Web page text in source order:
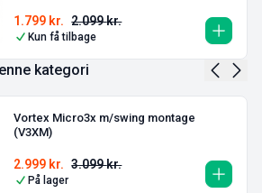
2.099kr.
1.799 kr.
Kun få tilbage
kategori
Vortex Micro3x m/swing montage
(V3XM)
3.099kr.
2.999 kr.
På lager